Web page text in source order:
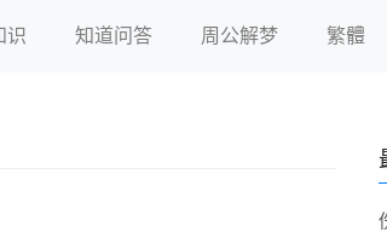
识 知道问答 周公解梦 繁體